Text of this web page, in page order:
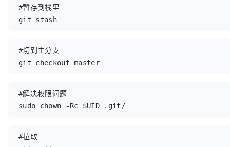
#暂存到栈里
git stash
#切到主分支
git checkout master
#解决权限问题
sudo chown -Rc $UID .git/
#拉取